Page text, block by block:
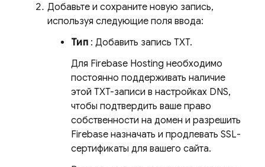
Добавьте и сохраните новую запись,
используя следующие поля ввода:
Тип: Добавить запись TXT.
Для Firebase Hosting необходимо
постоянно поддерживать наличие
этой TXT-записи в настройках DNS,
чтобы подтвердить ваше право
собственности на домен и разрешить
Firebase назначать и продлевать SSL-
сертификаты для вашего сайта.